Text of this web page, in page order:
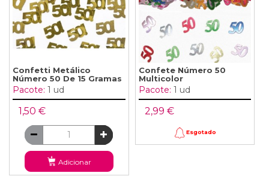
Confetti Metálico
Número 50 De 15 Gramas
Pacote: 1 ud
1,50 €
Adicionar
Confete Número 50
Multicolor
Pacote: 1 ud
2,99 €
Esgotado